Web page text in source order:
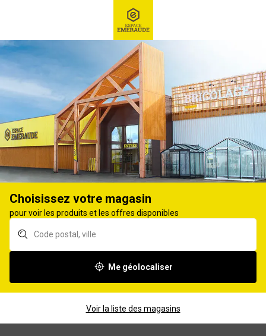
Ex : Robot tondeuse, ...
Choisissez votre magasin
pour voir les produits et les offres disponibles
Me géolocaliser
Voir la liste des magasins